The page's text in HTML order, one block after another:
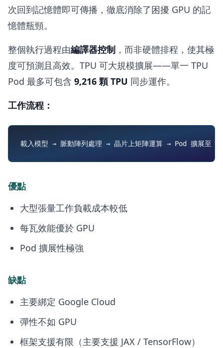
次回到記憶體即可傳播，徹底消除了困擾 GPU 的記
憶體瓶頸。
整個執行過程由編譯器控制 ，而非硬體排程，使其極
度可預測且高效。TPU 可大規模擴展——單一 TPU
Pod 最多可包含 9,216 顆 TPU 同步運作。
工作流程：
優點
大型張量工作負載成本較低
每瓦效能優於 GPU
Pod 擴展性極強
缺點
主要綁定 Google Cloud
彈性不如 GPU
框架支援有限（主要支援 JAX / TensorFlow）